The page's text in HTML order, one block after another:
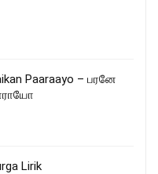
Paaraayo – பரனே
Lirik